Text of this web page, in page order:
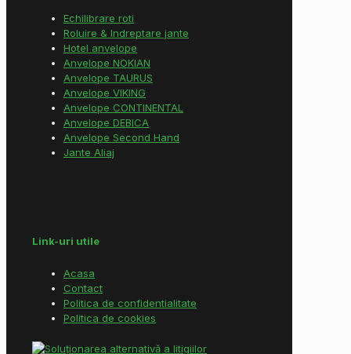
Echilibrare roti
Roluire & Indreptare jante
Hotel anvelope
Anvelope NOKIAN
Anvelope TAURUS
Anvelope VIKING
Anvelope CONTINENTAL
Anvelope DEBICA
Anvelope Second Hand
Jante Aliaj
Link-uri utile
Acasa
Contact
Politica de confidentialitate
Politica de cookies